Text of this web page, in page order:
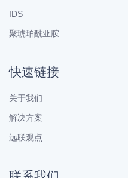
IDS
聚琥珀酰亚胺
快速链接
关于我们
解决方案
远联观点